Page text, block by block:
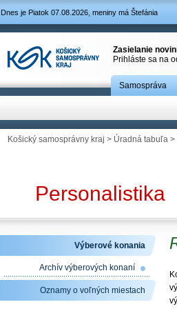
Dnes je Piatok 07.08.2026, meniny má Štefánia
Zasielanie
Prihláste sa na
Samospráva
Košický samosprávny kraj > Úradná tabuľa >
Personalistika
Výberové konania
Archív výberových konaní
Oznamy o voľných miestach